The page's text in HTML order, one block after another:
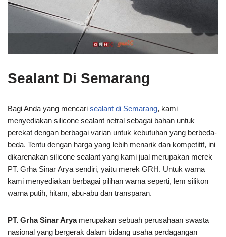
Sealant Di Semarang
Bagi Anda yang mencari sealant di Semarang, kami
menyediakan silicone sealant netral sebagai bahan untuk
perekat dengan berbagai varian untuk kebutuhan yang berbeda-
beda. Tentu dengan harga yang lebih menarik dan kompetitif, ini
dikarenakan silicone sealant yang kami jual merupakan merek
PT. Grha Sinar Arya sendiri, yaitu merek GRH. Untuk warna
kami menyediakan berbagai pilihan warna seperti, lem silikon
warna putih, hitam, abu-abu dan transparan.
PT. Grha Sinar Aryamerupakan sebuah perusahaan swasta
nasional yang bergerak dalam bidang usaha perdagangan